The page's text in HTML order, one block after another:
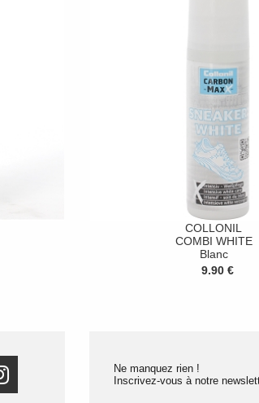
COLLONIL
COMBI WHITE
Blanc
9.90 €
Ne manquez rien !
Inscrivez-vous à notre